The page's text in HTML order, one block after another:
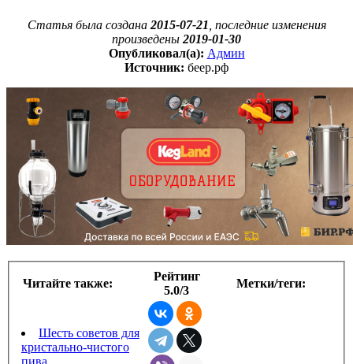
Статья была создана 2015-07-21 , последние изменения
произведены 2019-01-30
Опубликовал(а): Админ
Источник: беер.рф
Читайте также:
Рейтинг
5.0/3
Метки/теги:
Шесть советов для
кристально-чистого
пива